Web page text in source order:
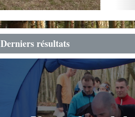
Derniers résultats